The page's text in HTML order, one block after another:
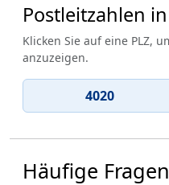
Postleitzahlen
Klicken Sie auf eine PLZ,
anzuzeigen.
4020
Häufige Fragen